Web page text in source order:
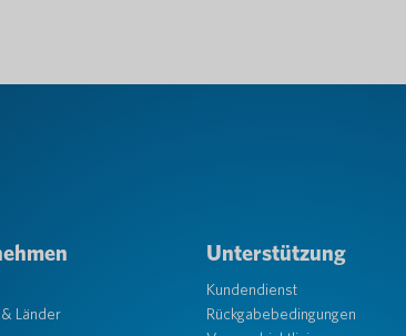
Länder
Unterstützung
Kundendienst
Rückgabebedingungen